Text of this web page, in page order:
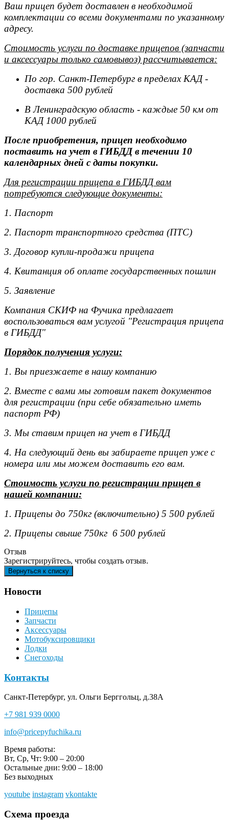
Ваш прицеп будет доставлен в необходимой
комплектации со всеми документами по указанному
адресу.
Стоимость услуги по доставке прицепов (запчасти
и аксессуары только самовывоз) рассчитывается:
По гор. Санкт-Петербург в пределах КАД -
доставка 500 рублей
В Ленинградскую область - каждые 50 км от
КАД 1000 рублей
После приобретения, прицеп необходимо
поставить на учет в ГИБДД в течении 10
календарных дней с даты покупки.
Для регистрации прицепа в ГИБДД вам
потребуются следующие документы:
1. Паспорт
2. Паспорт транспортного средства (ПТС)
3. Договор купли-продажи прицепа
4. Квитанция об оплате государственных пошлин
5. Заявление
Компания СКИФ на Фучика предлагает
воспользоваться вам услугой "Регистрация прицепа
в ГИБДД"
Порядок получения услуги:
1. Вы приезжаете в нашу компанию
2. Вместе с вами мы готовим пакет документов
для регистрации (при себе обязательно иметь
паспорт РФ)
3. Мы ставим прицеп на учет в ГИБДД
4. На следующий день вы забираете прицеп уже с
номера или мы можем доставить его вам.
Стоимость услуги по регистрации прицеп в
нашей компании:
1. Прицепы до 750кг (включительно) 5 500 рублей
2. Прицепы свыше 750кг 6 500 рублей
Отзыв
Зарегистрируйтесь, чтобы создать отзыв.
Новости
Прицепы
Запчасти
Аксессуары
Мотобуксировщики
Лодки
Снегоходы
Контакты
Санкт-Петербург, ул. Ольги Берггольц, д.38А
+7 981 939 0000
info@pricepyfuchika.ru
Время работы:
Вт, Ср, Чт: 9:00 – 20:00
Остальные дни: 9:00 – 18:00
Без выходных
youtube instagram vkontakte
Схема проезда